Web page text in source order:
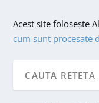
Acest site folosește
cum sunt procesate